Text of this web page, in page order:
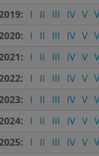
I II III IV V
I II III IV V
I II III IV V
I II III IV V
I II III IV V
I II III IV V
I II III IV V